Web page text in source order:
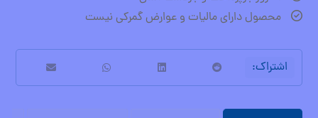
محصول دارای مالیات و عوارض گمرکی نیست